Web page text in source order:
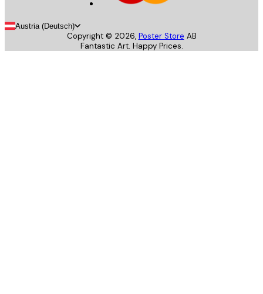
Austria (Deutsch)
Copyright © 2026, Poster Store AB
Fantastic Art. Happy Prices.